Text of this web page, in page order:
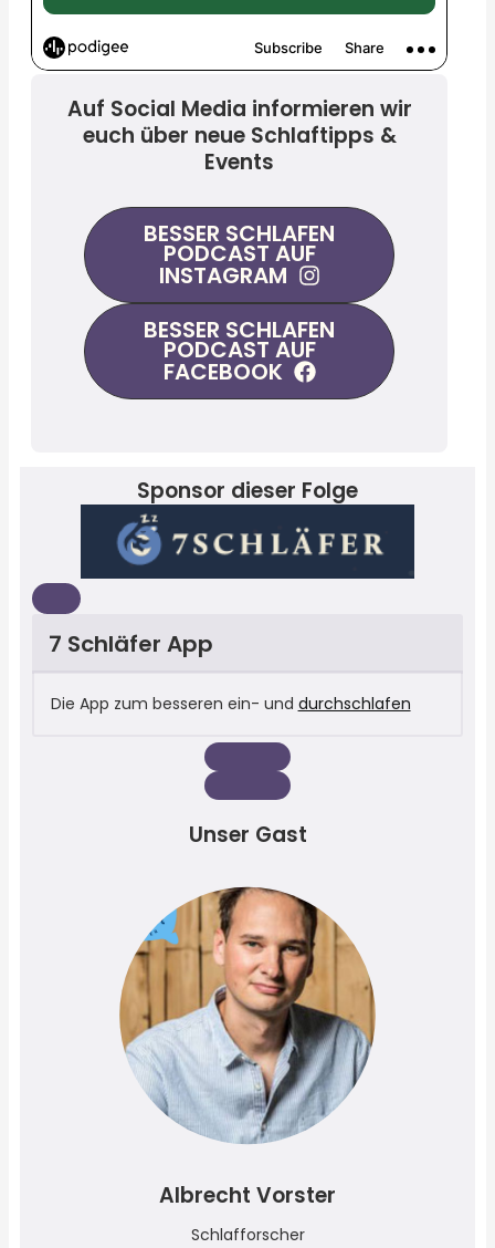
Auf Social Media informieren wir
euch über neue Schlaftipps &
Events
BESSER SCHLAFEN
PODCAST AUF
INSTAGRAM
BESSER SCHLAFEN
PODCAST AUF
FACEBOOK
Sponsor dieser Folge
7 Schläfer App
Die App zum besseren ein- und durchschlafen
Unser Gast
Albrecht Vorster
Schlafforscher